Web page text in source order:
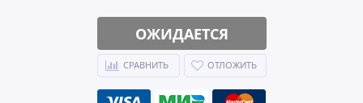
ОЖИДАЕТСЯ
СРАВНИТЬ ОТЛОЖИТЬ